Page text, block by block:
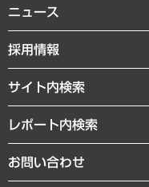
共生・ダイバーシティ
GRC（ガバナンス・リスク・
経済・産業・雇用・労働
まちづくり・観光・交通・スポ
自然資源・農林水産業・食料シ
経営用語集
受託・受注実績（官公庁関連）
メディア掲載・出演
受託案件情報
私たちの想い
社長メッセージ
会社概要
沿革
組織図・本部部室紹介
インドネシア現地法人
ニュース
ニュースリリース
お知らせ
採用情報
サイト内検索
レポート内検索
お問い合わせ